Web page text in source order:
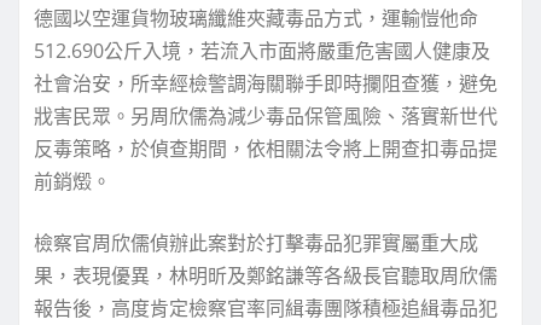
德國以空運貨物玻璃纖維夾藏毒品方式，運輸愷他命
512.690公斤入境，若流入市面將嚴重危害國人健康及
社會治安，所幸經檢警調海關聯手即時攔阻查獲，避免
戕害民眾。另周欣儒為減少毒品保管風險、落實新世代
反毒策略，於偵查期間，依相關法令將上開查扣毒品提
前銷燬。
檢察官周欣儒偵辦此案對於打擊毒品犯罪實屬重大成
果，表現優異，林明昕及鄭銘謙等各級長官聽取周欣儒
報告後，高度肯定檢察官率同緝毒團隊積極追緝毒品犯